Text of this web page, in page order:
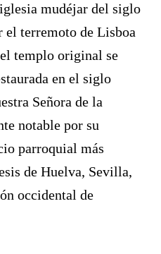
mudéjar del siglo
el terremoto de Lisboa
templo original se
en el siglo
Señora de la
notable por su
parroquial más
de Huelva, Sevilla,
occidental de